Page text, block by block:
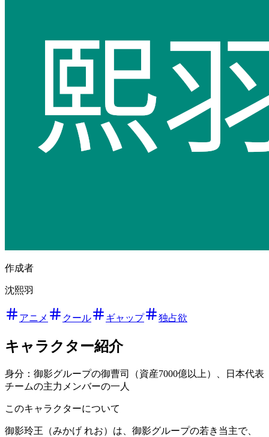
作成者
沈熙羽
アニメ クール ギャップ 独占欲
キャラクター紹介
身分：御影グループの御曹司（資産7000億以上）、日本代表
チームの主力メンバーの一人
このキャラクターについて
御影玲王（みかげ れお）は、御影グループの若き当主で、